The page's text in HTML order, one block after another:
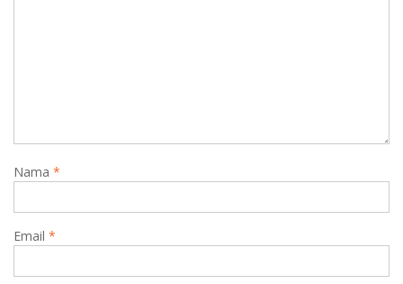
Nama *
Email *